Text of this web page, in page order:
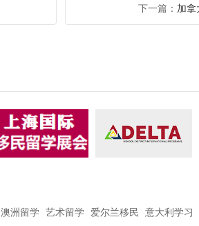
下一篇： 加
澳洲留学 艺术留学 爱尔兰移民 意大利学习